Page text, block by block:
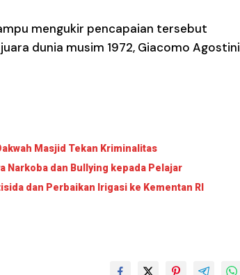
mengukir pencapaian tersebut
dunia musim 1972, Giacomo Agostini
Masjid Tekan Kriminalitas
Narkoba dan Bullying kepada Pelajar
dan Perbaikan Irigasi ke Kementan RI